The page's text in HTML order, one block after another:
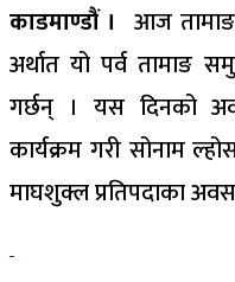
काडमाण्डौं । आज
अर्थात यो पर्व तामाङ
गर्छन् । यस दिनको
कार्यक्रम गरी सोनाम
माघशुक्ल प्रतिपदाका